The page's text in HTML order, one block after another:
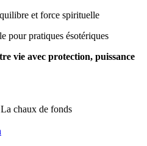
et force spirituelle
pour pratiques ésotériques
vie avec protection, puissance
chaux de fonds